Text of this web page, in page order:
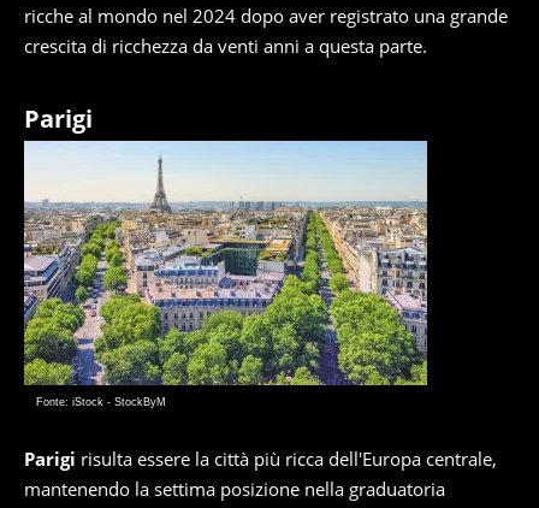
ricche al mondo nel 2024 dopo aver registrato una grande
crescita di ricchezza da venti anni a questa parte.
Parigi
Fonte: iStock - StockByM
Parigi risulta essere la città più ricca dell'Europa centrale,
mantenendo la settima posizione nella graduatoria